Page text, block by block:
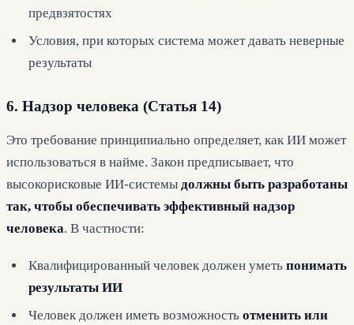
предвзятостях
Условия, при которых система может давать неверные
результаты
6. Надзор человека (Статья 14)
Это требование принципиально определяет, как ИИ может
использоваться в найме. Закон предписывает, что
высокорисковые ИИ-системы должны быть разработаны
так, чтобы обеспечивать эффективный надзор
человека. В частности:
Квалифицированный человек должен уметь понимать
результаты ИИ
Человек должен иметь возможность отменить или